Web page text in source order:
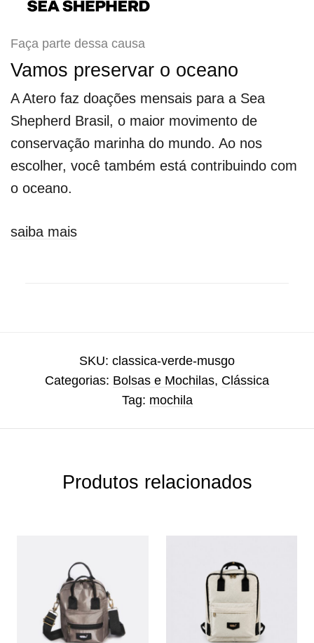
Faça parte dessa causa
Vamos preservar o oceano
A Atero faz doações mensais para a Sea
Shepherd Brasil, o maior movimento de
conservação marinha do mundo. Ao nos
escolher, você também está contribuindo com
o oceano.
saiba mais
SKU: classica-verde-musgo
Categorias: Bolsas e Mochilas, Clássica
Tag: mochila
Produtos relacionados